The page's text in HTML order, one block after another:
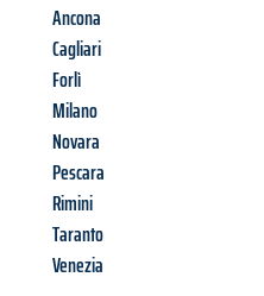
Ancona
Cagliari
Forlì
Milano
Novara
Pescara
Rimini
Taranto
Venezia